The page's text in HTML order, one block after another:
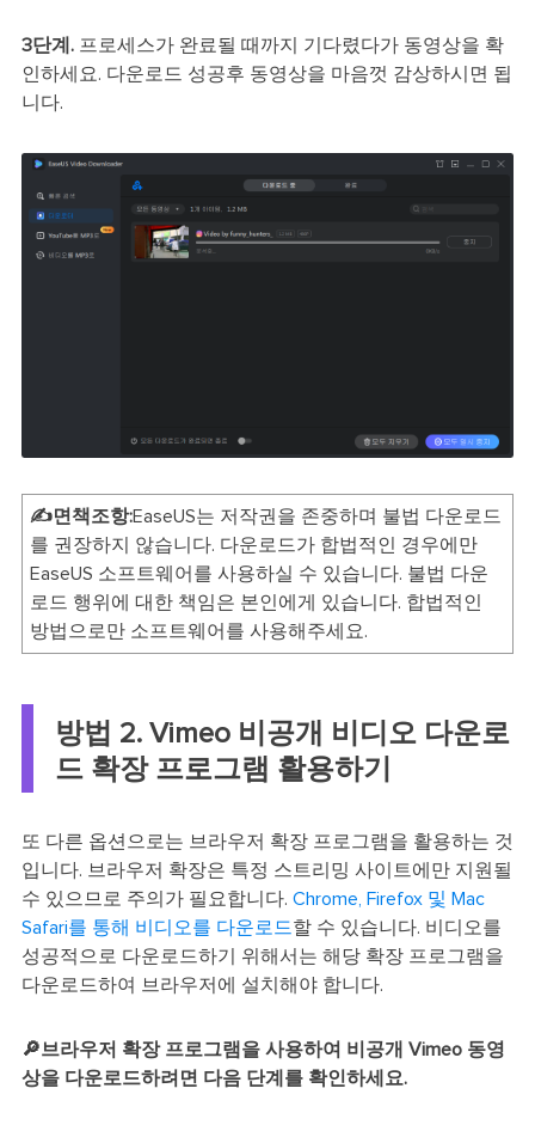
3단계. 프로세스가 완료될 때까지 기다렸다가 동영상을 확
인하세요. 다운로드 성공후 동영상을 마음껏 감상하시면 됩
니다.
✍️면책조항:EaseUS는 저작권을 존중하며 불법 다운로드
를 권장하지 않습니다. 다운로드가 합법적인 경우에만
EaseUS 소프트웨어를 사용하실 수 있습니다. 불법 다운
로드 행위에 대한 책임은 본인에게 있습니다. 합법적인
방법으로만 소프트웨어를 사용해주세요.
방법 2. Vimeo 비공개 비디오 다운로
드 확장 프로그램 활용하기
또 다른 옵션으로는 브라우저 확장 프로그램을 활용하는 것
입니다. 브라우저 확장은 특정 스트리밍 사이트에만 지원될
수 있으므로 주의가 필요합니다. Chrome, Firefox 및 Mac
Safari를 통해 비디오를 다운로드할 수 있습니다. 비디오를
성공적으로 다운로드하기 위해서는 해당 확장 프로그램을
다운로드하여 브라우저에 설치해야 합니다.
🔎브라우저 확장 프로그램을 사용하여 비공개 Vimeo 동영
상을 다운로드하려면 다음 단계를 확인하세요.